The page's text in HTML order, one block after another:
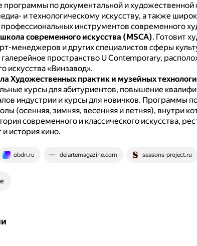
программы по документальной и художественной
и технологическому искусству, а также
инструментов современного
современного искусства (MSCA). Готовит
менеджеров и других специалистов сферы
пространство U Contemporary,
искусства «Винзавод».
Художественных практик и музейных
курсы для абитуриентов, повышение
индустрии и курсы для новичков. Программы
(осенняя, зимняя, весенняя и летняя), внутри
современного и классического искусства,
история кино.
obdn.ru delartemagazine.com seasons-project.ru